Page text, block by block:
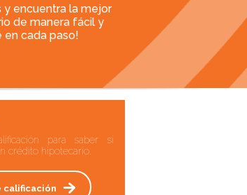
encuentra la mejor
de manera fácil y
en cada paso!
para saber si
crédito hipotecario.
calificación